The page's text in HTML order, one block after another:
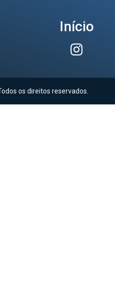
Início
os direitos reservados.